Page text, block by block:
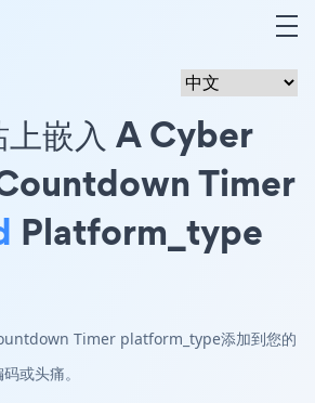
上嵌入 A Cyber
Timer
Platform_type
Timer platform_type添加到您的
或头痛。